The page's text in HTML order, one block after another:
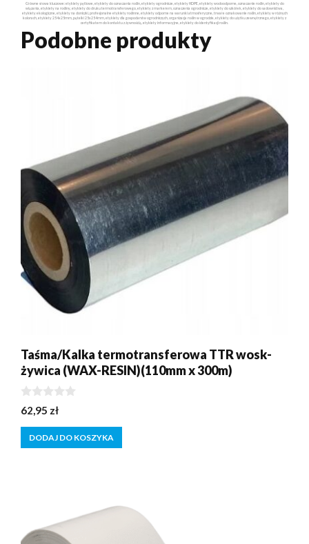
Główne słowa kluczowe: etykiety pętlowe, etykiety do oznaczania roślin, etykiety ogrodnicze, etykiety HDPE, etykiety wodoodporne, oznaczanie roślin, etykiety do
wiązania, etykiety na rośliny, etykiety do druku termotransferowego, etykiety z markerem, oznaczenia ogrodnicze, etykiety do szkółek, etykiety do sadownictwa,
etykiety ekologiczne, etykiety na doniczki, profesjonalne etykiety roślinne, etykiety odporne na warunki atmosferyczne, trwałe oznakowanie roślin, etykiety w różnych
kolorach, etykiety 254x25mm, pętelki 25x254mm, etykiety dla gospodarstw ogrodniczych, organizacja roślin w ogrodzie, etykiety do użytku zewnętrznego, etykiety z
certyfikatem do kontaktu z żywnością, etykiety informacyjne, etykiety do identyfikacji roślin.
Podobne produkty
Taśma/Kalka termotransferowa TTR wosk-
żywica (WAX-RESIN)(110mm x 300m)
0
z
5
62,95 zł
DODAJ DO KOSZYKA